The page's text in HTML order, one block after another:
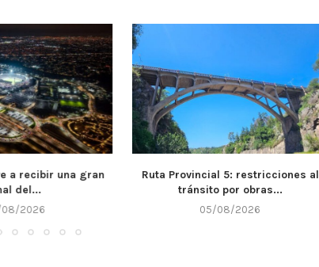
5: restricciones al
por obras...
08/2026
El IPET 132 de Alta Gracia recibió
$7...
05/08/2026